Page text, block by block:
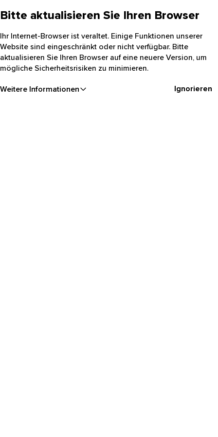
Bitte aktualisieren Sie Ihren Browser
Ihr Internet-Browser ist veraltet. Einige Funktionen unserer
Website sind eingeschränkt oder nicht verfügbar. Bitte
aktualisieren Sie Ihren Browser auf eine neuere Version, um
mögliche Sicherheitsrisiken zu minimieren.
Weitere Informationen Ignorieren